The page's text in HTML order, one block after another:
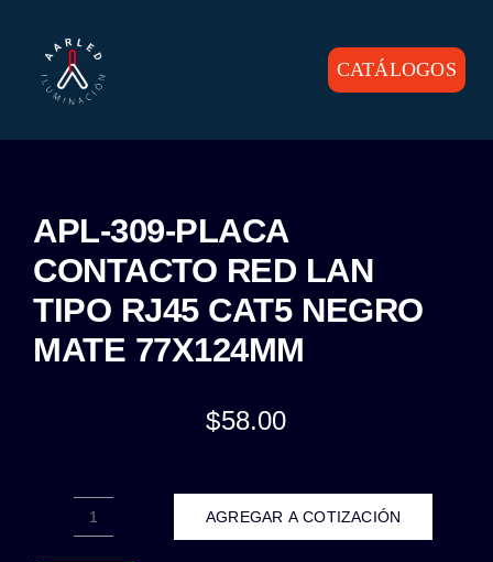
content
INICIO
CONTACTO
CATÁLOGOS
APL-309-PLACA
CONTACTO RED LAN
TIPO RJ45 CAT5 NEGRO
MATE 77X124MM
$58.00
AGREGAR A COTIZACIÓN